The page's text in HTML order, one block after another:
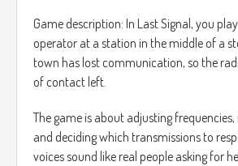
Game description: In Last Signal, you
operator at a station in the middle of a
town has lost communication, so the
of contact left.
The game is about adjusting
and deciding which transmissions to
voices sound like real people asking for